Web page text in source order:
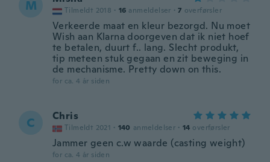
M Tilmeldt 2018 · 16 anmeldelser · 7 overførsler
Verkeerde maat en kleur bezorgd. Nu moet
Wish aan Klarna doorgeven dat ik niet hoef
te betalen, duurt f.. lang. Slecht produkt,
tip meteen stuk gegaan en zit beweging in
de mechanisme. Pretty down on this.
for ca. 4 år siden
C Chris
Tilmeldt 2021 · 140 anmeldelser · 14 overførsler
Jammer geen c.w waarde (casting weight)
for ca. 4 år siden